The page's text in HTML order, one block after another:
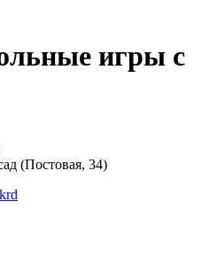
игры с
(Постовая, 34)